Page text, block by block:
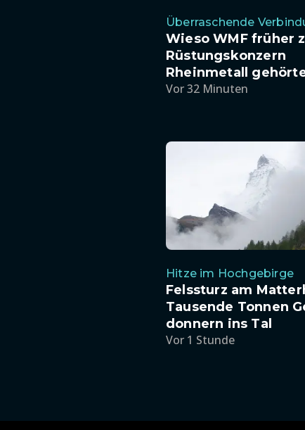
Überraschende
Wieso WMF früher
Rüstungskonzern
Rheinmetall
Vor 32 Minuten
Hitze im Hochgebirge
Felssturz am
Tausende Tonnen
donnern ins Tal
Vor 1 Stunde